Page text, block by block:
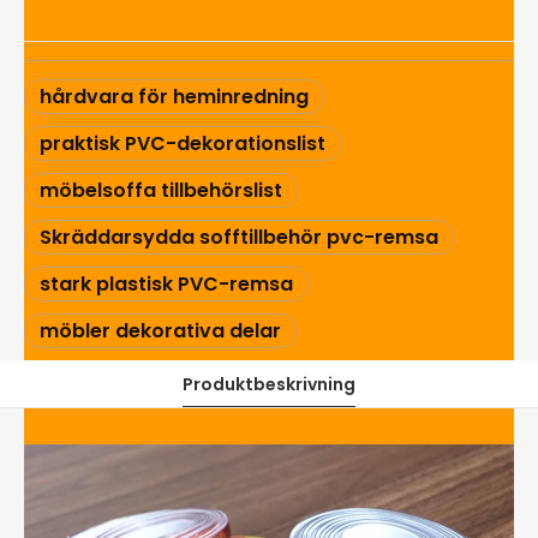
hårdvara för heminredning
praktisk PVC-dekorationslist
möbelsoffa tillbehörslist
Skräddarsydda sofftillbehör pvc-remsa
stark plastisk PVC-remsa
möbler dekorativa delar
Produktbeskrivning